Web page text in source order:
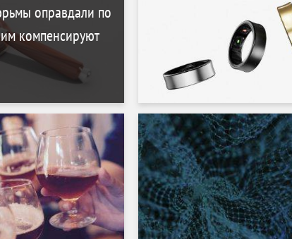
оправдали по
компенсируют